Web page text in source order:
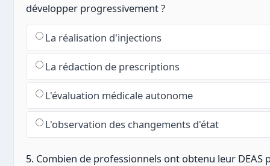
développer progressivement ?
La réalisation d'injections
La rédaction de prescriptions
L'évaluation médicale autonome
L'observation des changements d'état
5. Combien de professionnels ont obtenu leur DEAS